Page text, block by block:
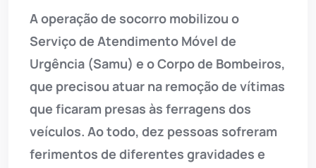
A operação de socorro mobilizou o
Serviço de Atendimento Móvel de
Urgência (Samu) e o Corpo de Bombeiros,
que precisou atuar na remoção de vítimas
que ficaram presas às ferragens dos
veículos. Ao todo, dez pessoas sofreram
ferimentos de diferentes gravidades e